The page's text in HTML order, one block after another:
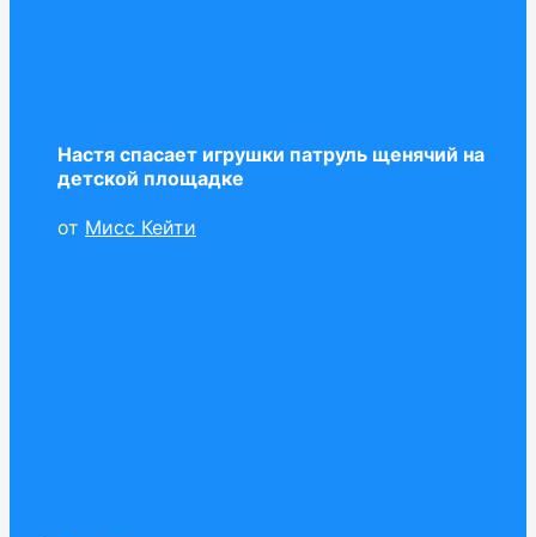
Настя спасает игрушки патруль щенячий на
детской площадке
от Мисс Кейти